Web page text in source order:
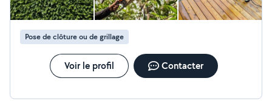
Pose de clôture ou de grillage
Voir le profil Contacter